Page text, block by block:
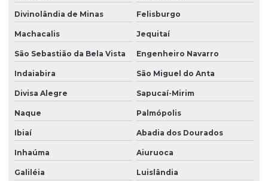
Divinolândia de Minas Felisburgo
Machacalis Jequitaí
São Sebastião da Bela Vista Engenheiro Navarro
Indaiabira São Miguel do Anta
Divisa Alegre Sapucaí-Mirim
Naque Palmópolis
Ibiaí Abadia dos Dourados
Inhaúma Aiuruoca
Galiléia Luislândia